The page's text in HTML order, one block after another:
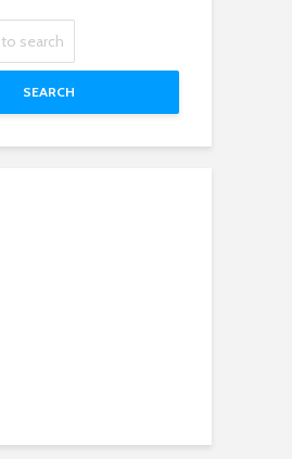
SEARCH